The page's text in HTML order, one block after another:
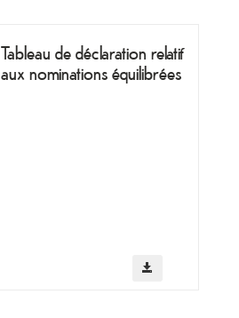
Tableau de déclaration relatif
aux nominations équilibrées